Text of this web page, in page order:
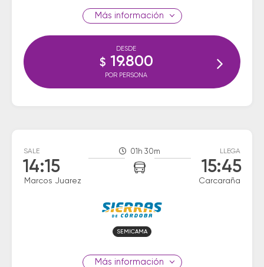
información
DESDE
$ 19.800
POR PERSONA
SALE
14:15
Marcos Juarez
01h 30m LLEGA
15:45
Carcaraña
SEMICAMA
información